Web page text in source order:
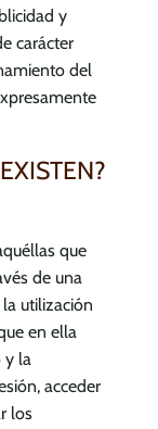
y
carácter
del
que
de una
utilización
en ella
y la
acceder
los